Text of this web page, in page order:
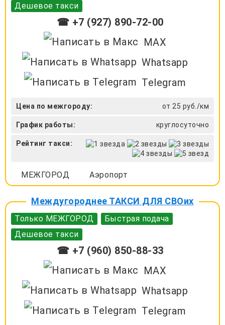
Дешевое такси
☎ +7 (927) 890-72-00
MAX
Whatsapp
Telegram
Цена по межгороду: от 25 руб./км
График работы: круглосуточно
Рейтинг такси:
МЕЖГОРОД Аэропорт
Междугороднее ТАКСИ ДЛЯ СВОих
Только МЕЖГОРОД
Быстрая подача
Дешевое такси
☎ +7 (960) 850-88-33
MAX
Whatsapp
Telegram